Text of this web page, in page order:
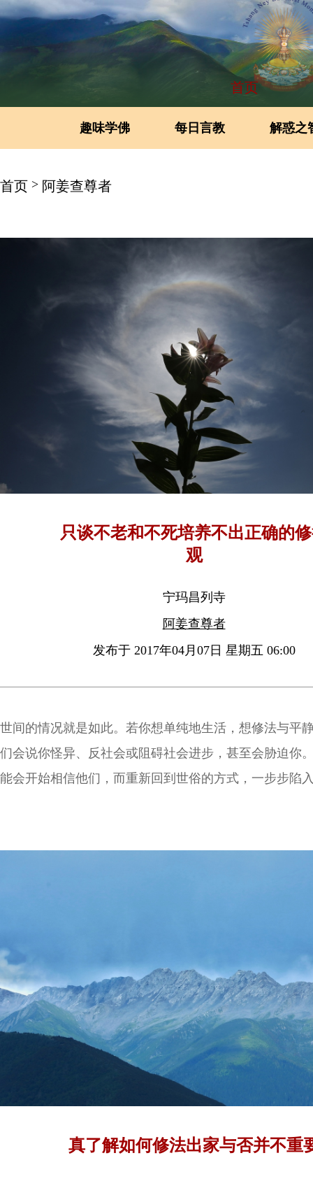
首页
趣味学佛 每日言教 解惑之
首页 > 阿姜查尊者
只谈不老和不死培养不出正确的
观
宁玛昌列寺
阿姜查尊者
发布于 2017年04月07日 星期五 06:00
世间的情况就是如此。若你想单纯地生活，想修法与平
们会说你怪异、反社会或阻碍社会进步，甚至会胁迫你
能会开始相信他们，而重新回到世俗的方式，一步步陷
真了解如何修法出家与否并不重